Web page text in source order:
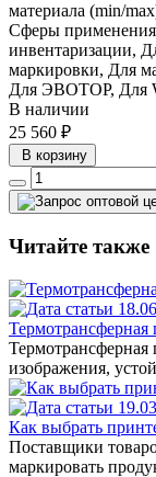
материала (min/
Сферы применения
инвентаризации,
маркировки, Для
Для ЭВОТОР, Для
В наличии
25 560 ₽
В корзину
Читайте также
Термотрансферная
Термотрансферная
изображения,
Как выбрать
Поставщики
маркировать